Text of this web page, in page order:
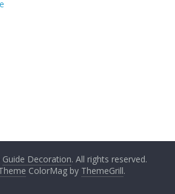
Guide Decoration. All rights reserved.
ColorMag by ThemeGrill.